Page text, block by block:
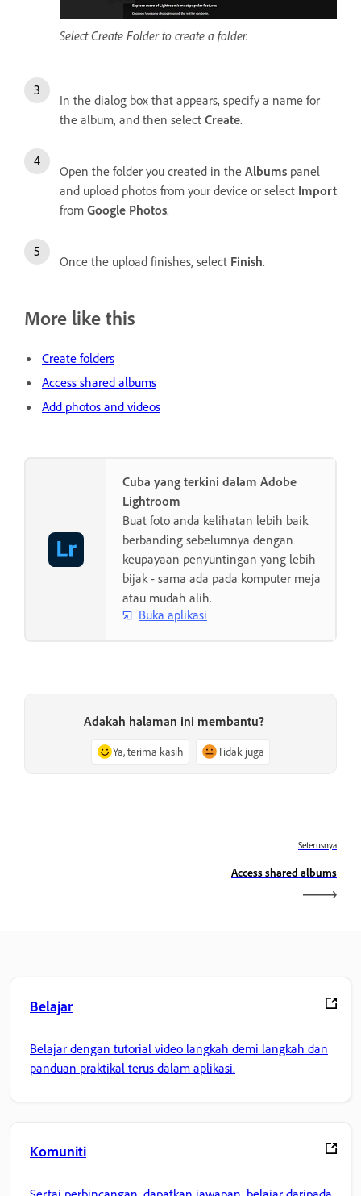
Select Create Folder to create a folder.
In the dialog box that appears, specify a name for
the album, and then select Create.
Open the folder you created in the Albums panel
and upload photos from your device or select Import
from Google Photos.
Once the upload finishes, select Finish.
More like this
Create folders
Access shared albums
Add photos and videos
Cuba yang terkini dalam Adobe
Lightroom
Buat foto anda kelihatan lebih baik
berbanding sebelumnya dengan
keupayaan penyuntingan yang lebih
bijak - sama ada pada komputer meja
atau mudah alih.
Buka aplikasi
Adakah halaman ini membantu?
Ya, terima kasih Tidak juga
Seterusnya
Access shared albums
Belajar
Belajar dengan tutorial video langkah demi langkah dan
panduan praktikal terus dalam aplikasi.
Komuniti